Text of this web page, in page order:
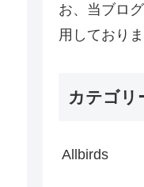
お、当ブロ
用しておりま
カテゴリ
Allbirds